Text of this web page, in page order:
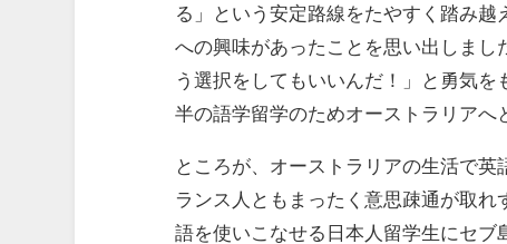
る」という安定路線をたやすく踏み
への興味があったことを思い出しま
う選択をしてもいいんだ！」と勇気を
半の語学留学のためオーストラリアへ
ところが、オーストラリアの生活で
ランス人ともまったく意思疎通が取
語を使いこなせる日本人留学生にセブ